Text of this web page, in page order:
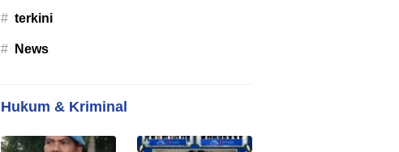
# terkini
# News
Hukum & Kriminal